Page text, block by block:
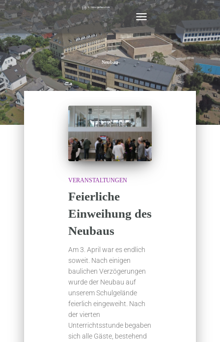
NAVIGATION
UMSCHALTEN
Neubau
VERANSTALTUNGEN
Feierliche
Einweihung des
Neubaus
Am 3. April war es endlich
soweit. Nach einigen
baulichen Verzögerungen
wurde der Neubau auf
unserem Schulgelände
feierlich eingeweiht. Nach
der vierten
Unterrichtsstunde begaben
sich alle Gäste, bestehend